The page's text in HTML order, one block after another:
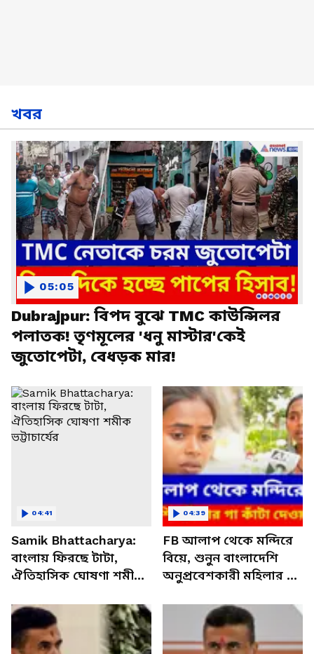
খবর
Dubrajpur: বিপদ বুঝে TMC কাউন্সিলর
পলাতক! তৃণমূলের 'ধনু মাস্টার'কেই
জুতোপেটা, বেধড়ক মার!
05:05
Samik Bhattacharya:
বাংলায় ফিরছে টাটা,
ঐতিহাসিক ঘোষণা শমীক
04:41
FB আলাপ থেকে মন্দিরে
বিয়ে, শুনুন বাংলাদেশি
অনুপ্রবেশকারী মহিলার গা
04:39